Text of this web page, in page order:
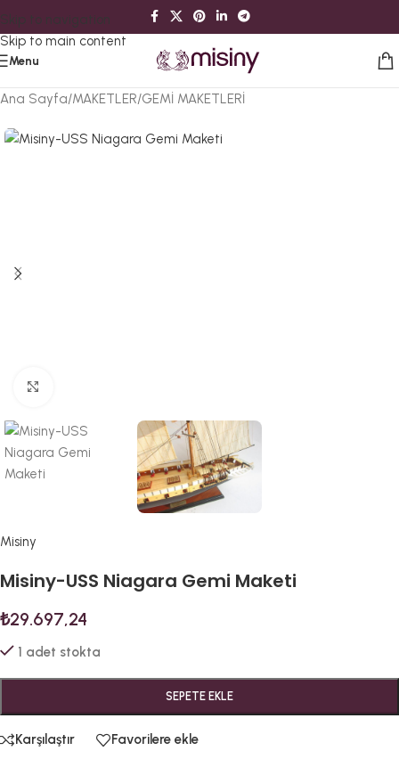
Skip to navigation
Skip to main content
Menu
Ana Sayfa/MAKETLER/GEMİ MAKETLERİ
Misiny
Misiny-USS Niagara Gemi Maketi
₺29.697,24
1 adet stokta
SEPETE EKLE
Karşılaştır Favorilere ekle